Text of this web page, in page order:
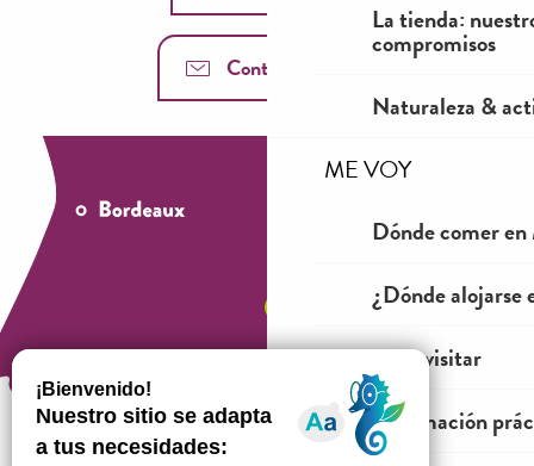
La tienda:
compromisos
Naturaleza &
ME VOY
Dónde comer
¿Dónde alojarse
Ver y visitar
Información
Contáctenos